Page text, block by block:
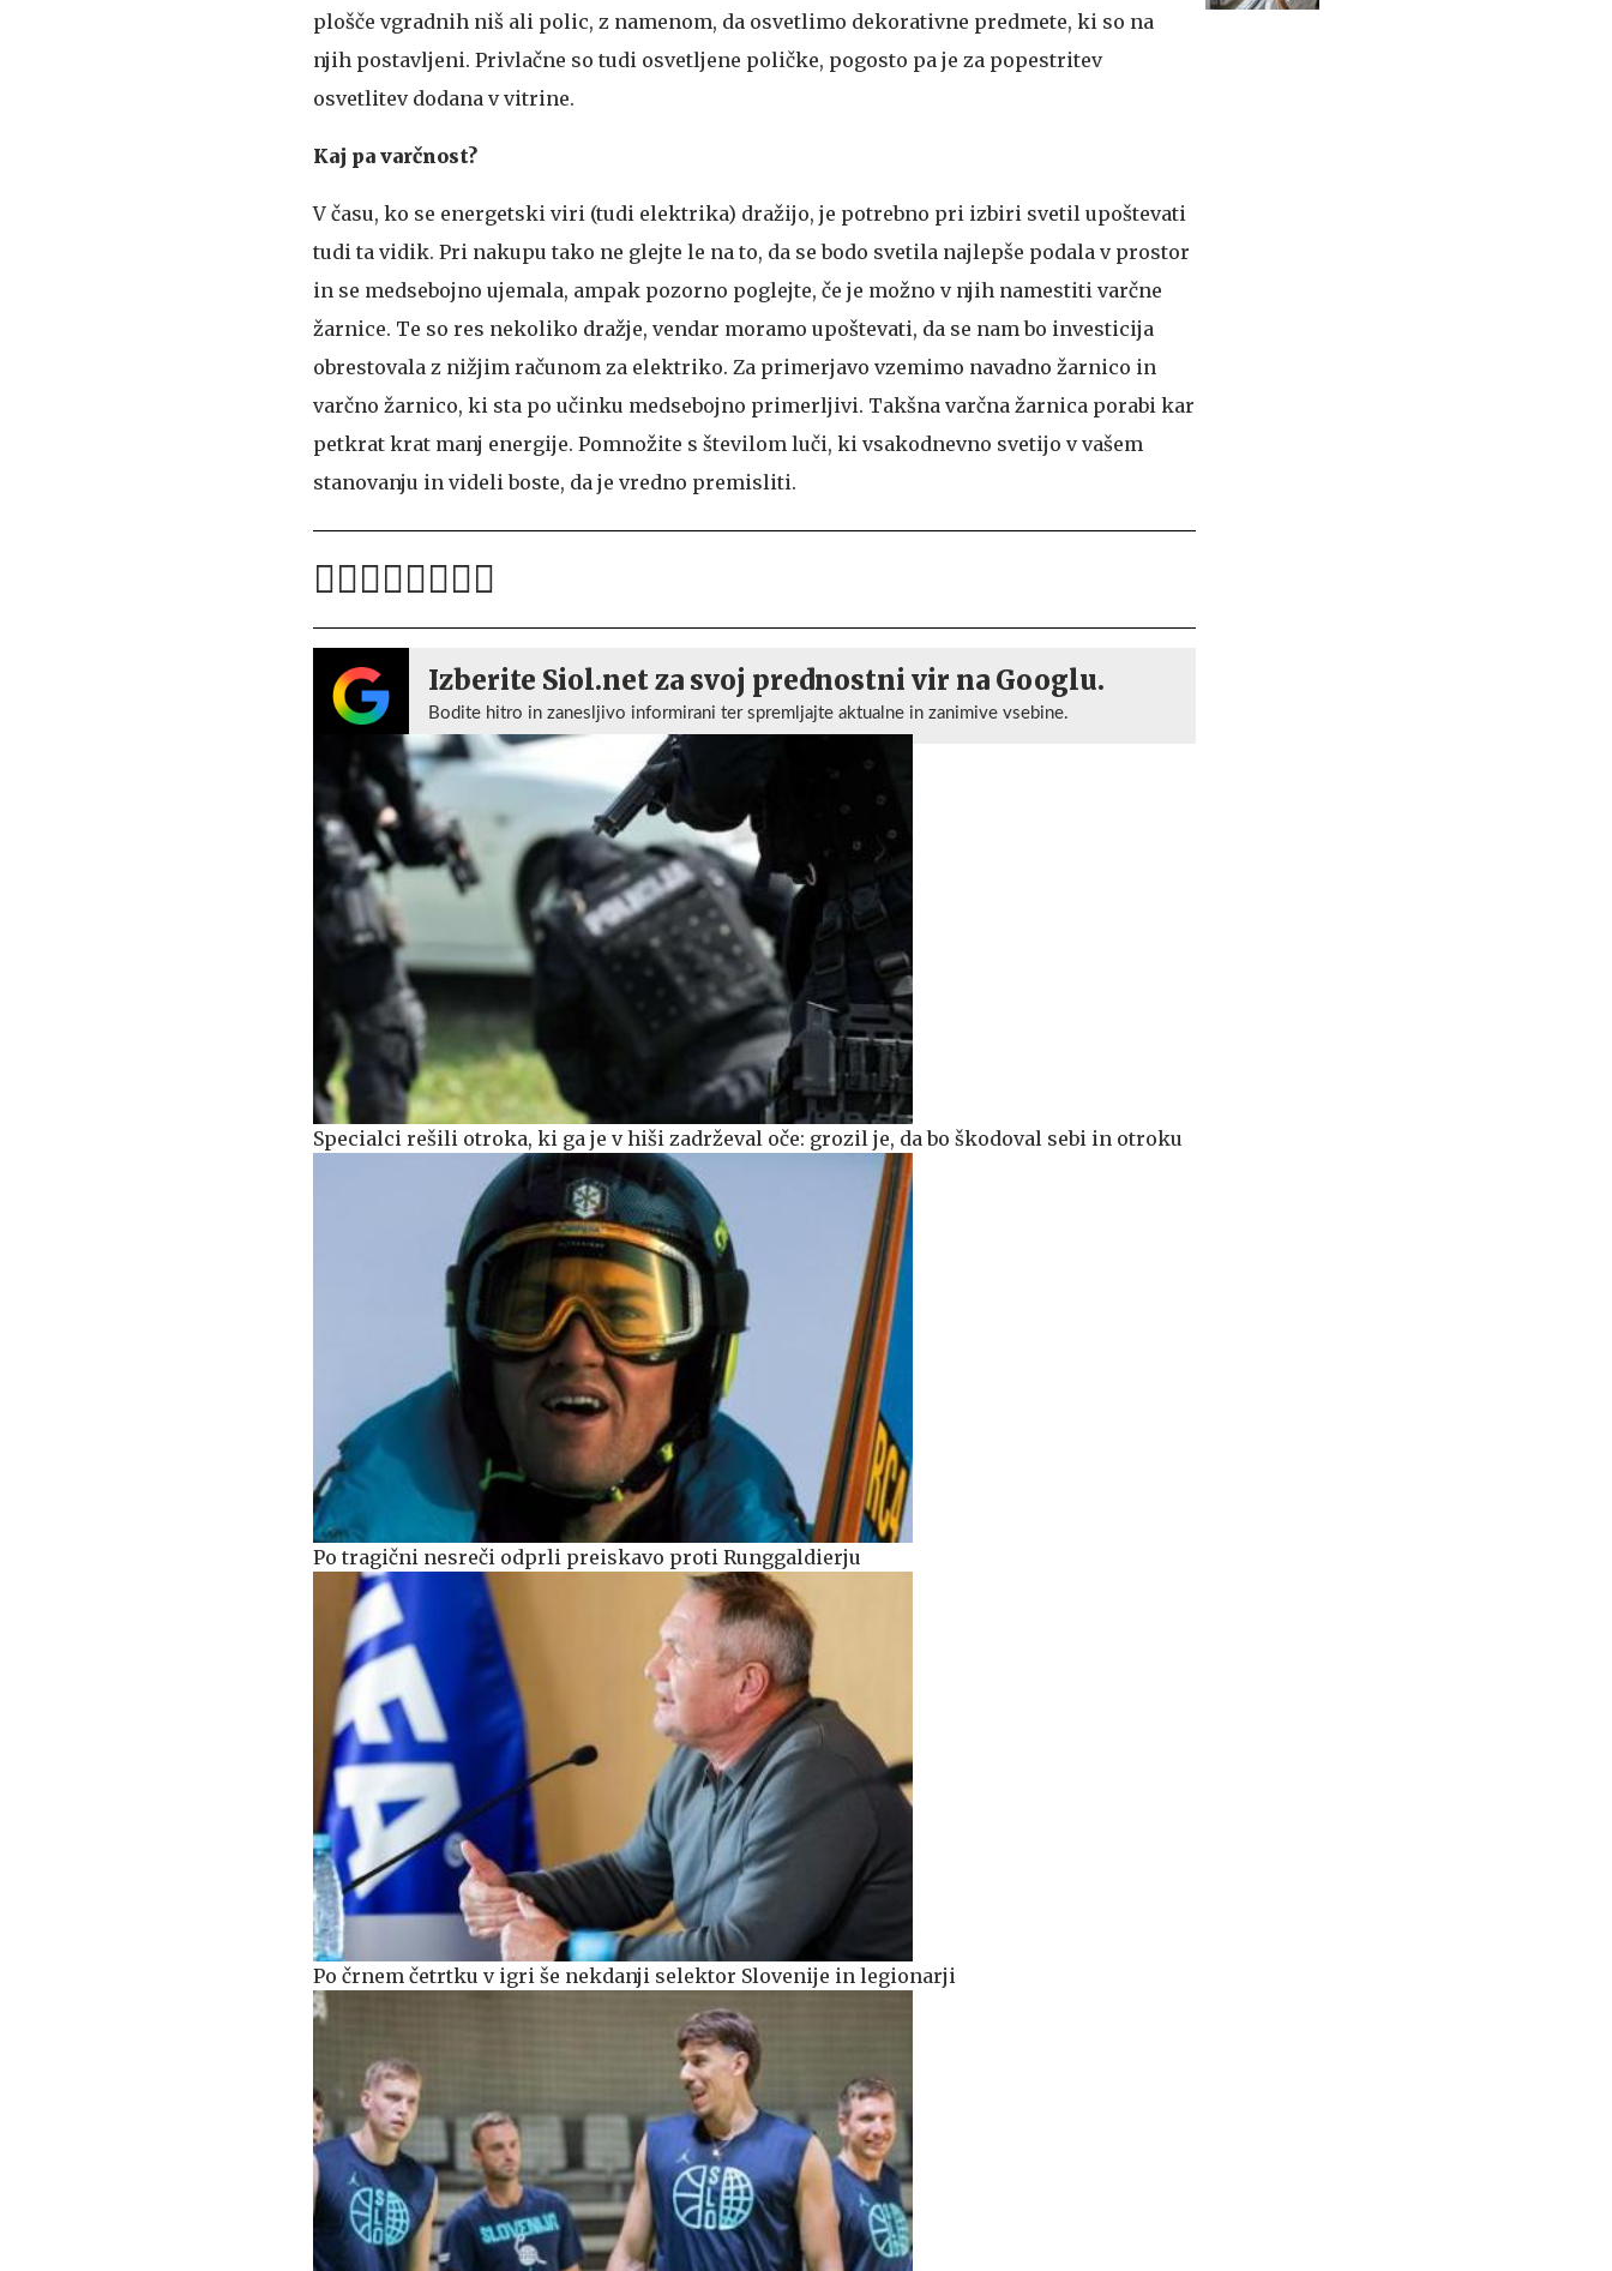
plošče vgradnih niš ali polic, z namenom, da osvetlimo dekorativne predmete, ki so na
njih postavljeni. Privlačne so tudi osvetljene poličke, pogosto pa je za popestritev
osvetlitev dodana v vitrine.
Kaj pa varčnost?
V času, ko se energetski viri (tudi elektrika) dražijo, je potrebno pri izbiri svetil upoštevati
tudi ta vidik. Pri nakupu tako ne glejte le na to, da se bodo svetila najlepše podala v prostor
in se medsebojno ujemala, ampak pozorno poglejte, če je možno v njih namestiti varčne
žarnice. Te so res nekoliko dražje, vendar moramo upoštevati, da se nam bo investicija
obrestovala z nižjim računom za elektriko. Za primerjavo vzemimo navadno žarnico in
varčno žarnico, ki sta po učinku medsebojno primerljivi. Takšna varčna žarnica porabi kar
petkrat krat manj energije. Pomnožite s številom luči, ki vsakodnevno svetijo v vašem
stanovanju in videli boste, da je vredno premisliti.
Izberite Siol.net za svoj prednostni vir na Googlu.
Bodite hitro in zanesljivo informirani ter spremljajte aktualne in zanimive vsebine.
Specialci rešili otroka, ki ga je v hiši zadrževal oče: grozil je, da bo škodoval sebi in otroku
Po tragični nesreči odprli preiskavo proti Runggaldierju
Po črnem četrtku v igri še nekdanji selektor Slovenije in legionarji